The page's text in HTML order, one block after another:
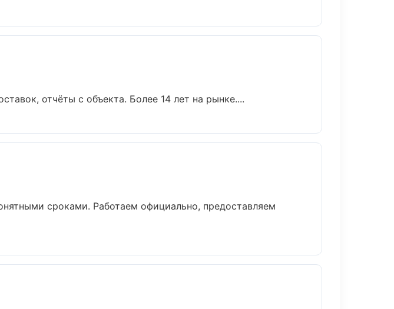
отчёты с объекта. Более 14 лет на рынке....
сроками. Работаем официально, предоставляем